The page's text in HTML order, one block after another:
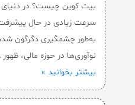
بیت کوین چیست؟ در دنیای
سرعت زیادی در حال
به‌طور چشمگیری دگرگون
نوآوری‌ها در حوزه مالی،
بیشتر بخوانید »